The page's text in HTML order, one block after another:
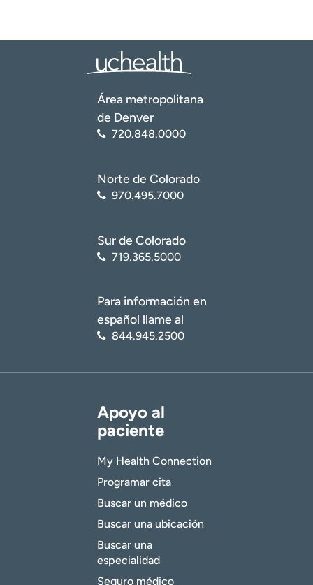
Área metropolitana
de Denver
720.848.0000
Norte de Colorado
970.495.7000
Sur de Colorado
719.365.5000
Para información en
español llame al
844.945.2500
Apoyo al
paciente
My Health Connection
Programar cita
Buscar un médico
Buscar una ubicación
Buscar una
especialidad
Seguro médico